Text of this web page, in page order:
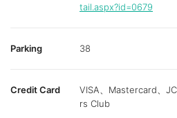
tail.aspx?id=0679
Parking 38
Credit Card
VISA、Mastercard、
rs Club